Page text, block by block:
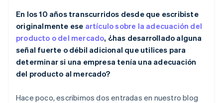
En los 10 años transcurridos desde que escribiste
originalmente ese artículo sobre la adecuación del
producto o del mercado, ¿has desarrollado alguna
señal fuerte o débil adicional que utilices para
determinar si una empresa tenía una adecuación
del producto al mercado?
Hace poco, escribimos dos entradas en nuestro blog